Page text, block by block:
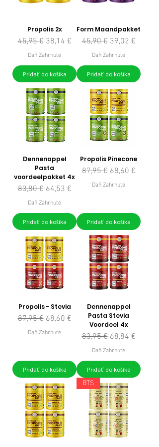
Propolis 2x
Normálna cena
45,95 € Zľavnená cena
38,14 €
Daň Zahrnuté
Pridať do košíka
Form Maandpakket
Normálna cena
45,90 € Zľavnená cena
39,02 €
Daň Zahrnuté
Pridať do košíka
Dennenappel
Pasta
voordeelpakket 4x
Normálna cena
83,80 € Zľavnená cena
64,53 €
Daň Zahrnuté
Pridať do košíka
Propolis Pinecone
Normálna cena
87,95 € Zľavnená cena
68,60 €
Daň Zahrnuté
Pridať do košíka
Propolis - Stevia
Normálna cena
87,95 € Zľavnená cena
68,60 €
Daň Zahrnuté
Pridať do košíka
Dennenappel
Pasta Stevia
Voordeel 4x
Normálna cena
83,95 € Zľavnená cena
68,84 €
Daň Zahrnuté
Pridať do košíka
BTS